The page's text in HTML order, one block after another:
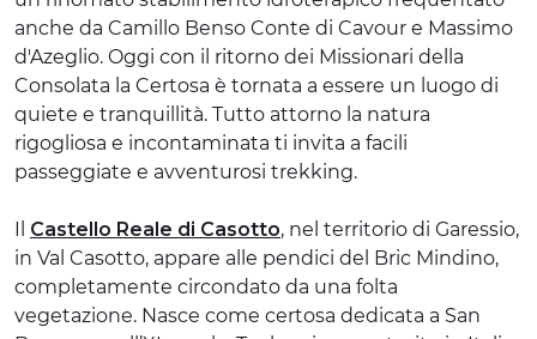
anche da Camillo Benso Conte di Cavour e Massimo
d'Azeglio. Oggi con il ritorno dei Missionari della
Consolata la Certosa è tornata a essere un luogo di
quiete e tranquillità. Tutto attorno la natura
rigogliosa e incontaminata ti invita a facili
passeggiate e avventurosi trekking.
Il Castello Reale di Casotto, nel territorio di Garessio,
in Val Casotto, appare alle pendici del Bric Mindino,
completamente circondato da una folta
vegetazione. Nasce come certosa dedicata a San